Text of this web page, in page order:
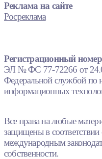
Реклама на сайте
Росреклама
Регистрационный
ЭЛ № ФС 77-72266 от
Федеральной службой по
информационных
Все права на любые
защищены в соответствии
международным
собственности.